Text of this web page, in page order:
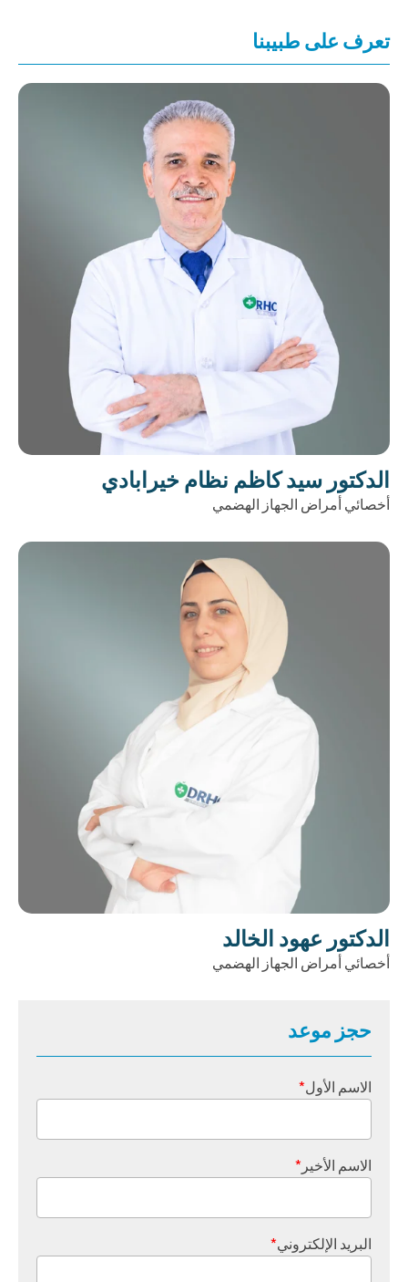
تعرف على طبيبنا
الدكتور سيد كاظم نظام خيرابادي
أخصائي أمراض الجهاز الهضمي
الدكتور عهود الخالد
أخصائي أمراض الجهاز الهضمي
حجز موعد
الاسم الأول*
الاسم الأخير *
البريد الإلكتروني*